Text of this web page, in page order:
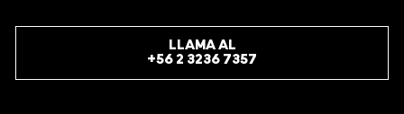
LLAMA AL
+56 2 3236 7357